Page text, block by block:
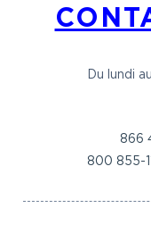
Du lundi
866
800 855-